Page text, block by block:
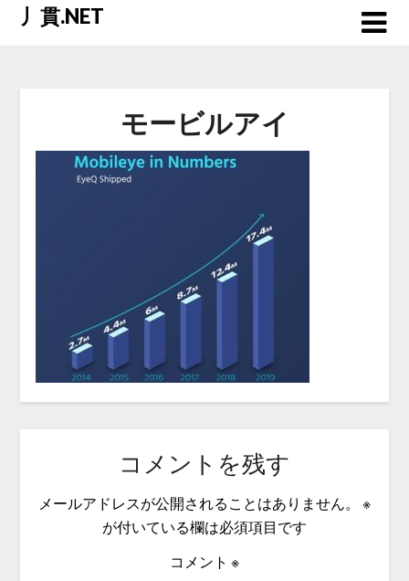
Skip丿貫.NET
モービルアイ
コメントを残す
メールアドレスが公開されることはありません。
※
が付いている欄は必須項目です
コメント ※